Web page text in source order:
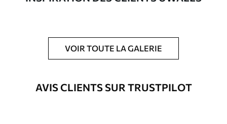
Possibilité d'ajouter un vernis
protecteur pour renforcer la durabilité
du tableau.
Matériaux disponibles
VOIR TOUTE LA GALERIE
AVIS CLIENTS SUR TRUSTPILOT